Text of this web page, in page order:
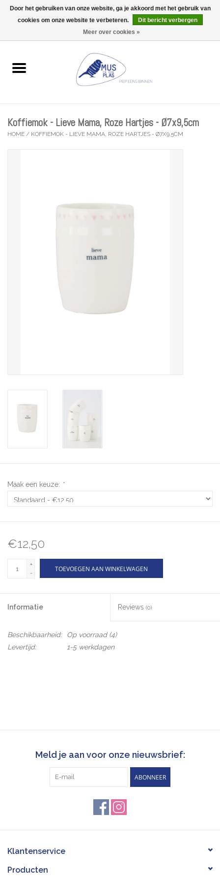
0 Artikelen - €0,00
Wenskaarten
Lifestyle
Koffiemok - Lieve Mama, Roze Hartjes - Ø7x9,5cm
HOME / KOFFIEMOK - LIEVE MAMA, ROZE HARTJES - Ø7X9,5CM
Maak een keuze: *
€12,50
+
-
TOEVOEGEN AAN WINKELWAGEN
Informatie Reviews (0)
Beschikbaarheid: Op voorraad(4)
Levertijd:
1-5 werkdagen
Meld je aan voor onze nieuwsbrief:
ABONNEER
Klantenservice
Producten
Door het gebruiken van onze website, ga je akkoord met het gebruik van
cookies om onze website te verbeteren.
Dit bericht verbergen
Meer over cookies »
Wij zijn uitzonderlijk gesloten op Do 13/08